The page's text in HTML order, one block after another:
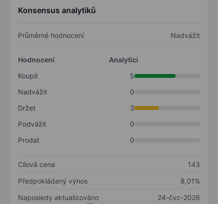
Konsensus analytiků
Průměrné hodnocení Nadvážit
Hodnocení
Analytici
Koupit
5
Nadvážit
0
Držet
3
Podvážit
0
Prodat
0
Cílová cena
143
Předpokládaný výnos
8,01%
Naposledy aktualizováno
24-čvc-2026